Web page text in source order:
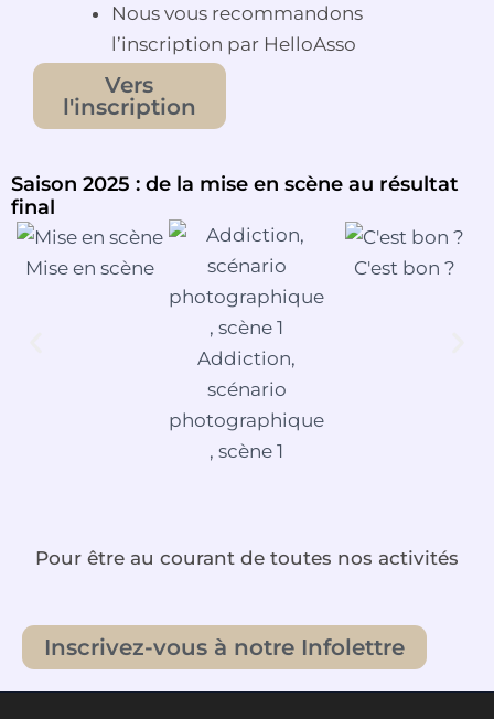
Nous vous recommandons
l’inscription par HelloAsso
Vers
l'inscription
Saison 2025 : de la mise en scène au résultat
final
Mise en scène
Addiction,
scénario
photographique
, scène 1
C'est bon ?
Pour être au courant de toutes nos activités
Inscrivez-vous à notre Infolettre